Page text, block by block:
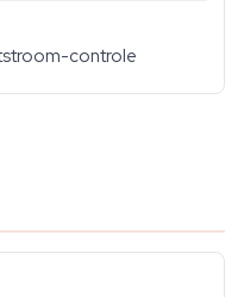
controle